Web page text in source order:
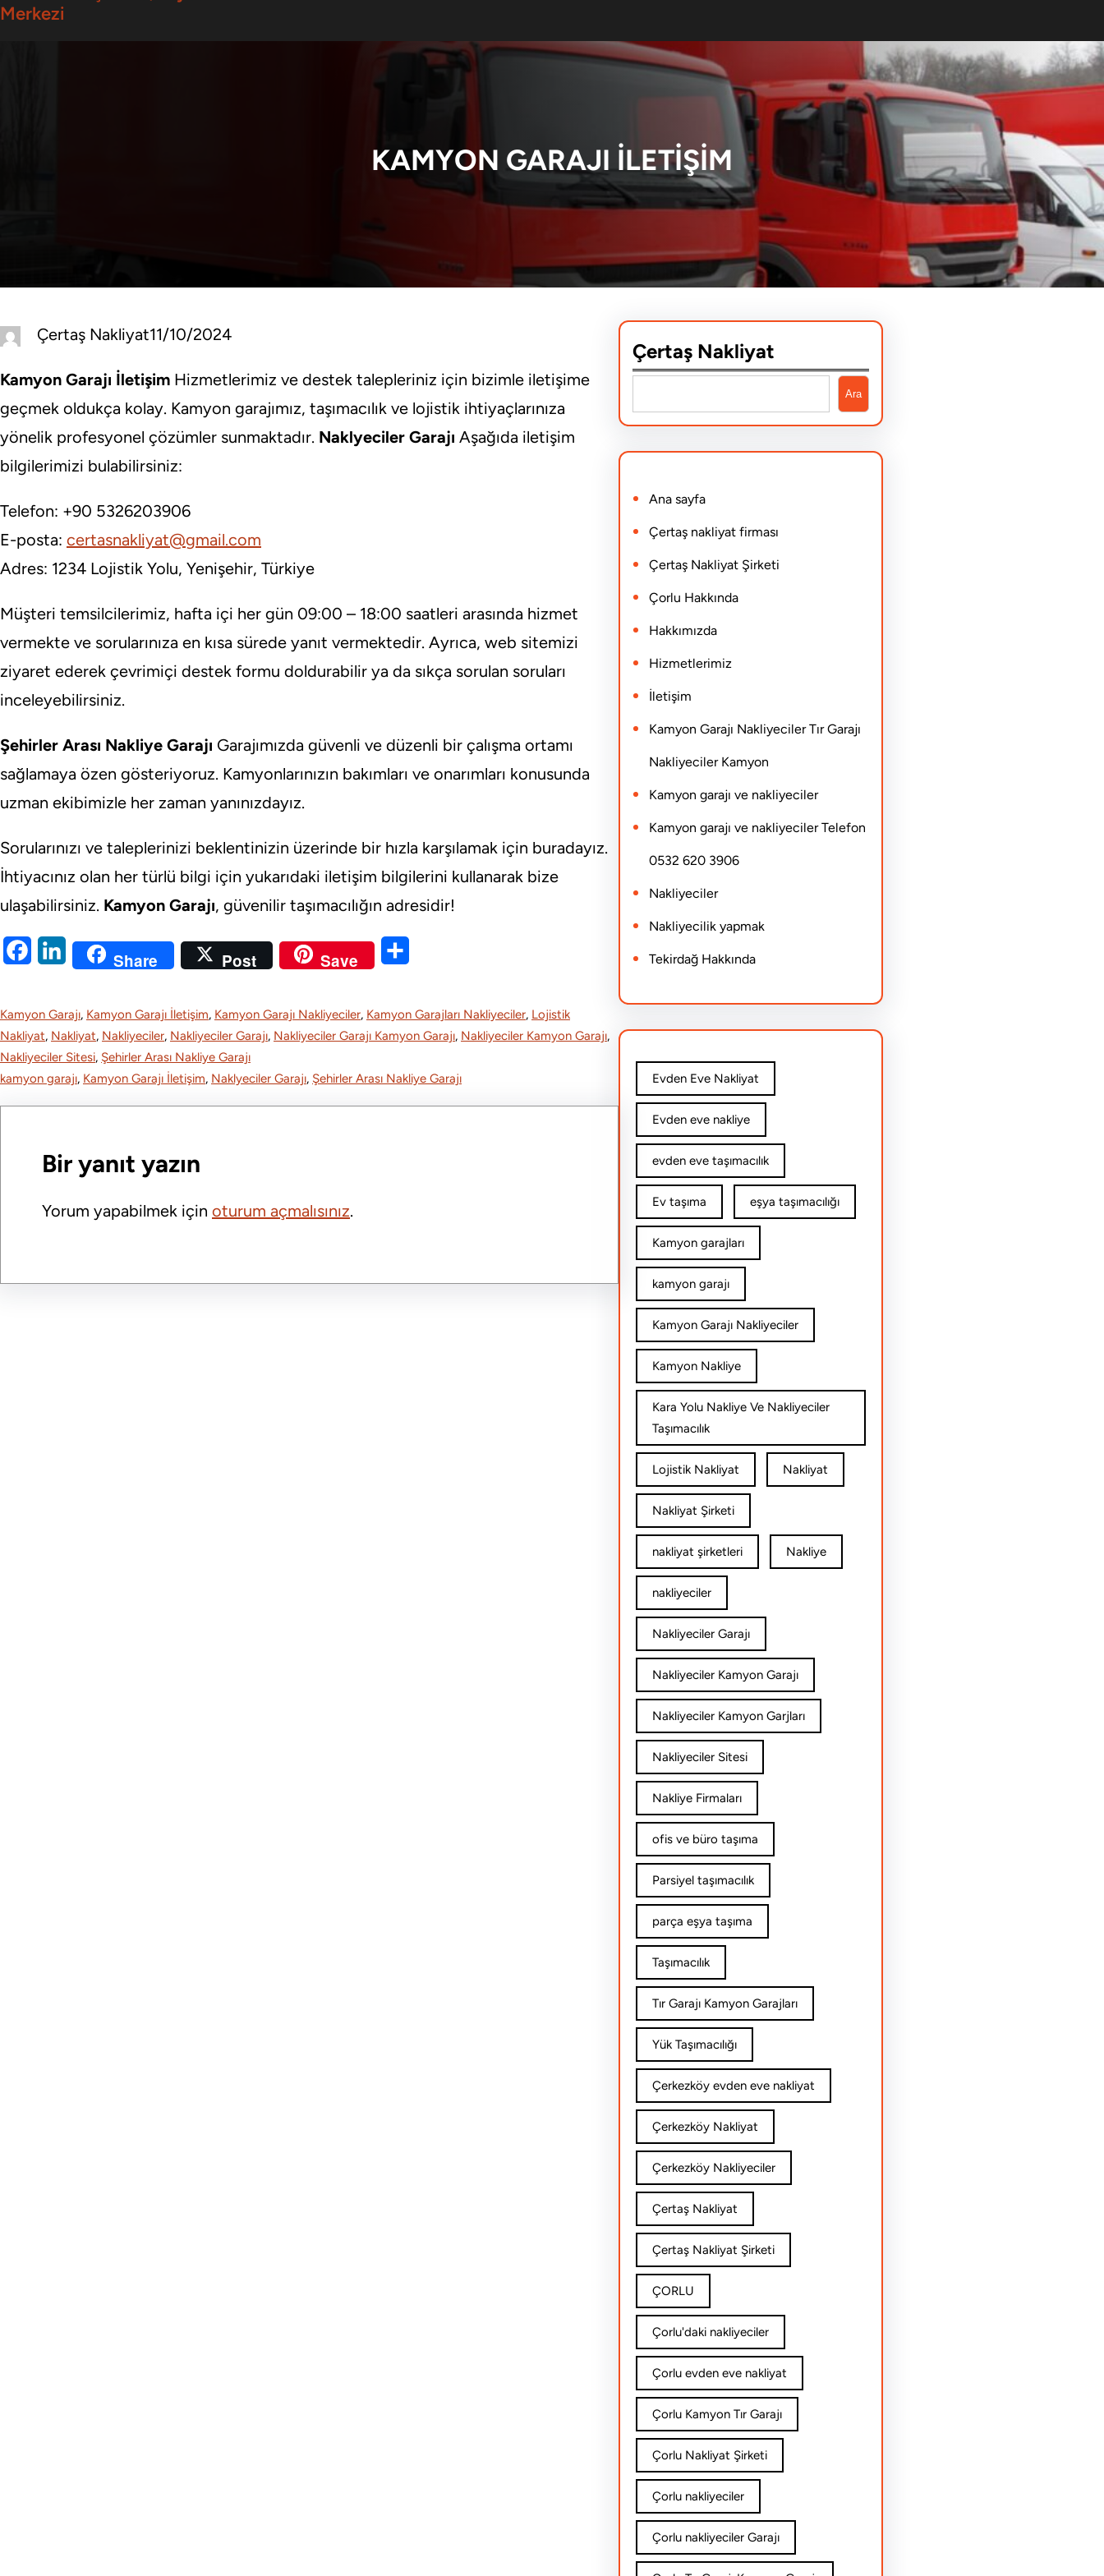
Merkezi
KAMYON GARAJI İLETIŞIM
Çertaş Nakliyat11/10/2024
Kamyon Garajı İletişim Hizmetlerimiz ve destek talepleriniz için bizimle iletişime
geçmek oldukça kolay. Kamyon garajımız, taşımacılık ve lojistik ihtiyaçlarınıza
yönelik profesyonel çözümler sunmaktadır. Naklyeciler Garajı Aşağıda iletişim
bilgilerimizi bulabilirsiniz:
Telefon: +90 5326203906
E-posta: certasnakliyat@gmail.com
Adres: 1234 Lojistik Yolu, Yenişehir, Türkiye
Müşteri temsilcilerimiz, hafta içi her gün 09:00 – 18:00 saatleri arasında hizmet
vermekte ve sorularınıza en kısa sürede yanıt vermektedir. Ayrıca, web sitemizi
ziyaret ederek çevrimiçi destek formu doldurabilir ya da sıkça sorulan soruları
inceleyebilirsiniz.
Şehirler Arası Nakliye Garajı Garajımızda güvenli ve düzenli bir çalışma ortamı
sağlamaya özen gösteriyoruz. Kamyonlarınızın bakımları ve onarımları konusunda
uzman ekibimizle her zaman yanınızdayız.
Sorularınızı ve taleplerinizi beklentinizin üzerinde bir hızla karşılamak için buradayız.
İhtiyacınız olan her türlü bilgi için yukarıdaki iletişim bilgilerini kullanarak bize
ulaşabilirsiniz. Kamyon Garajı, güvenilir taşımacılığın adresidir!
e
b
o
k
e
d
Share Post Save
r
Kamyon Garajı, Kamyon Garajı İletişim, Kamyon Garajı Nakliyeciler, Kamyon Garajları Nakliyeciler, Lojistik
Nakliyat, Nakliyat, Nakliyeciler, Nakliyeciler Garajı, Nakliyeciler Garajı Kamyon Garajı, Nakliyeciler Kamyon Garajı
Nakliyeciler Sitesi, Şehirler Arası Nakliye Garajı
kamyon garajı, Kamyon Garajı İletişim, Naklyeciler Garajı, Şehirler Arası Nakliye Garajı
Bir yanıt yazın
Yorum yapabilmek için oturum açmalısınız.
Çertaş Nakliyat
e
a
c
h
Ara
Ana sayfa
Çertaş nakliyat firması
Çertaş Nakliyat Şirketi
Çorlu Hakkında
Hakkımızda
Hizmetlerimiz
İletişim
Kamyon Garajı Nakliyeciler Tır Garajı
Nakliyeciler Kamyon
Kamyon garajı ve nakliyeciler
Kamyon garajı ve nakliyeciler Telefon
0532 620 3906
Nakliyeciler
Nakliyecilik yapmak
Tekirdağ Hakkında
Evden Eve Nakliyat
Evden eve nakliye
evden eve taşımacılık
Ev taşıma eşya taşımacılığı
Kamyon garajları
kamyon garajı
Kamyon Garajı Nakliyeciler
Kamyon Nakliye
Kara Yolu Nakliye Ve Nakliyeciler
Taşımacılık
Lojistik Nakliyat Nakliyat
Nakliyat Şirketi
nakliyat şirketleri Nakliye
nakliyeciler
Nakliyeciler Garajı
Nakliyeciler Kamyon Garajı
Nakliyeciler Kamyon Garjları
Nakliyeciler Sitesi
Nakliye Firmaları
ofis ve büro taşıma
Parsiyel taşımacılık
parça eşya taşıma
Taşımacılık
Tır Garajı Kamyon Garajları
Yük Taşımacılığı
Çerkezköy evden eve nakliyat
Çerkezköy Nakliyat
Çerkezköy Nakliyeciler
Çertaş Nakliyat
Çertaş Nakliyat Şirketi
ÇORLU
Çorlu'daki nakliyeciler
Çorlu evden eve nakliyat
Çorlu Kamyon Tır Garajı
Çorlu Nakliyat Şirketi
Çorlu nakliyeciler
Çorlu nakliyeciler Garajı